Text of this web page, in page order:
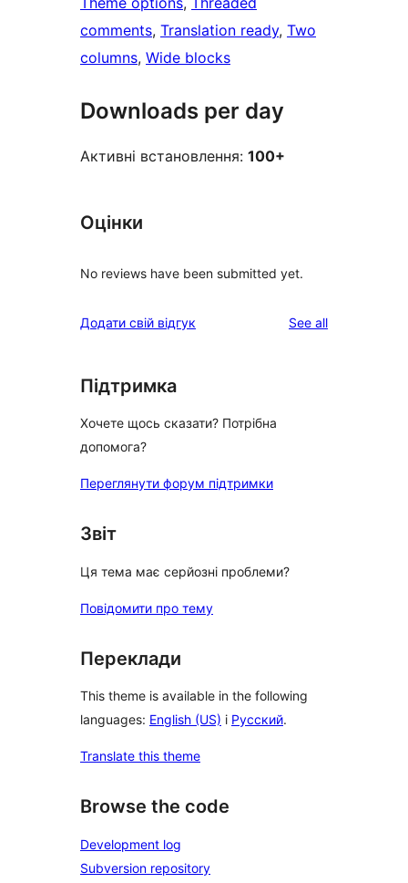
comments, Translation ready, Two
columns, Wide blocks
Downloads per day
Активні встановлення: 100+
Оцінки
No reviews have been submitted yet.
Додати свій відгук See allreviews
Підтримка
Хочете щось сказати? Потрібна
допомога?
Переглянути форум підтримки
Звіт
Ця тема має серйозні проблеми?
Повідомити про тему
Переклади
This theme is available in the following
languages: English (US) і Русский.
Translate this theme
Browse the code
Development log
Subversion repository